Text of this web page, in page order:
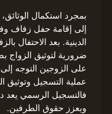
بمجرد استكمال
إلى إقامة حفل زفاف
الدينية. بعد الاحتفال
ضرورية لتوثيق
على الزوجين التوجه
عملية التسجيل وتوثيق
فالتسجيل الرسمي يعد
ويعزز حقوق الطرفين.